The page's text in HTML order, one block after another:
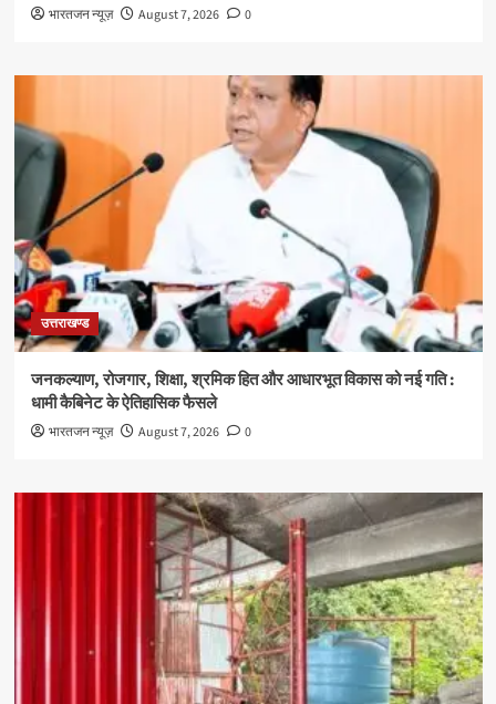
भारतजन न्यूज़ August 7, 2026 0
उत्तराखण्ड
जनकल्याण, रोजगार, शिक्षा, श्रमिक हित और आधारभूत विकास को नई गति :
धामी कैबिनेट के ऐतिहासिक फैसले
भारतजन न्यूज़ August 7, 2026 0